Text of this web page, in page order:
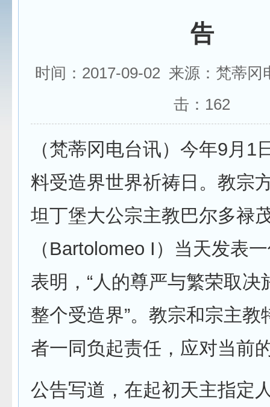
告
时间：2017-09-02 来源：梵蒂
击： 162
（梵蒂冈电台讯）今年9月1
料受造界世界祈祷日。教宗
坦丁堡大公宗主教巴尔多禄
（Bartolomeo I）当天发表
表明，“人的尊严与繁荣取决
整个受造界”。教宗和宗主教
者一同负起责任，应对当前
公告写道，在起初天主指定